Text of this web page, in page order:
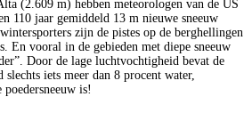
(2.609 m) hebben meteorologen van de US
110 jaar gemiddeld 13 m nieuwe sneeuw
zijn de pistes op de berghellingen
En vooral in de gebieden met diepe sneeuw
Door de lage luchtvochtigheid bevat de
iets meer dan 8 procent water,
is!